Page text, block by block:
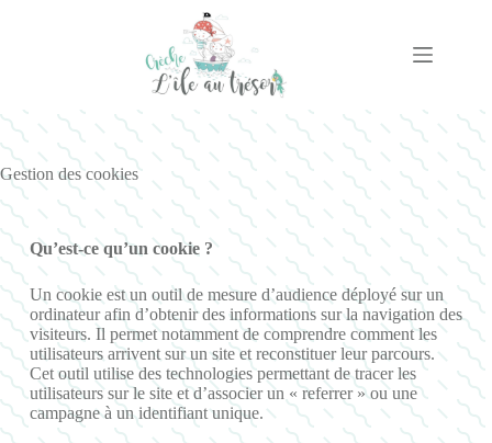
Gestion des cookies
Qu’est-ce qu’un cookie ?
Un cookie est un outil de mesure d’audience déployé sur un
ordinateur afin d’obtenir des informations sur la navigation des
visiteurs. Il permet notamment de comprendre comment les
utilisateurs arrivent sur un site et reconstituer leur parcours.
Cet outil utilise des technologies permettant de tracer les
utilisateurs sur le site et d’associer un « referrer » ou une
campagne à un identifiant unique.